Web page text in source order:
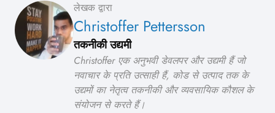
लेखक द्वारा
Christoffer Pettersson
तकनीकी उद्यमी
Christoffer एक अनुभवी डेवलपर और उद्यमी हैं जो
नवाचार के प्रति उत्साही हैं, कोड से उत्पाद तक के
उद्यमों का नेतृत्व तकनीकी और व्यवसायिक कौशल के
संयोजन से करते हैं।